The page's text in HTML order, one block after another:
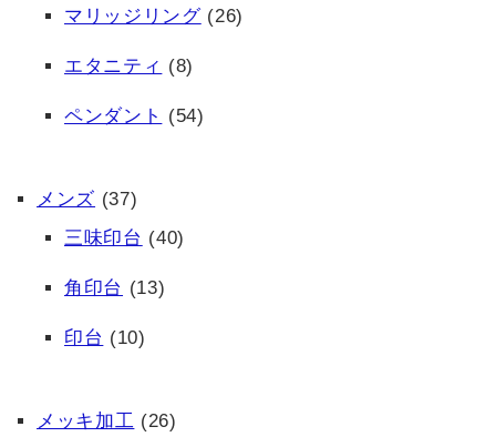
マリッジリング(26)
エタニティ (8)
ペンダント (54)
メンズ (37)
三味印台 (40)
角印台 (13)
印台 (10)
メッキ加工 (26)